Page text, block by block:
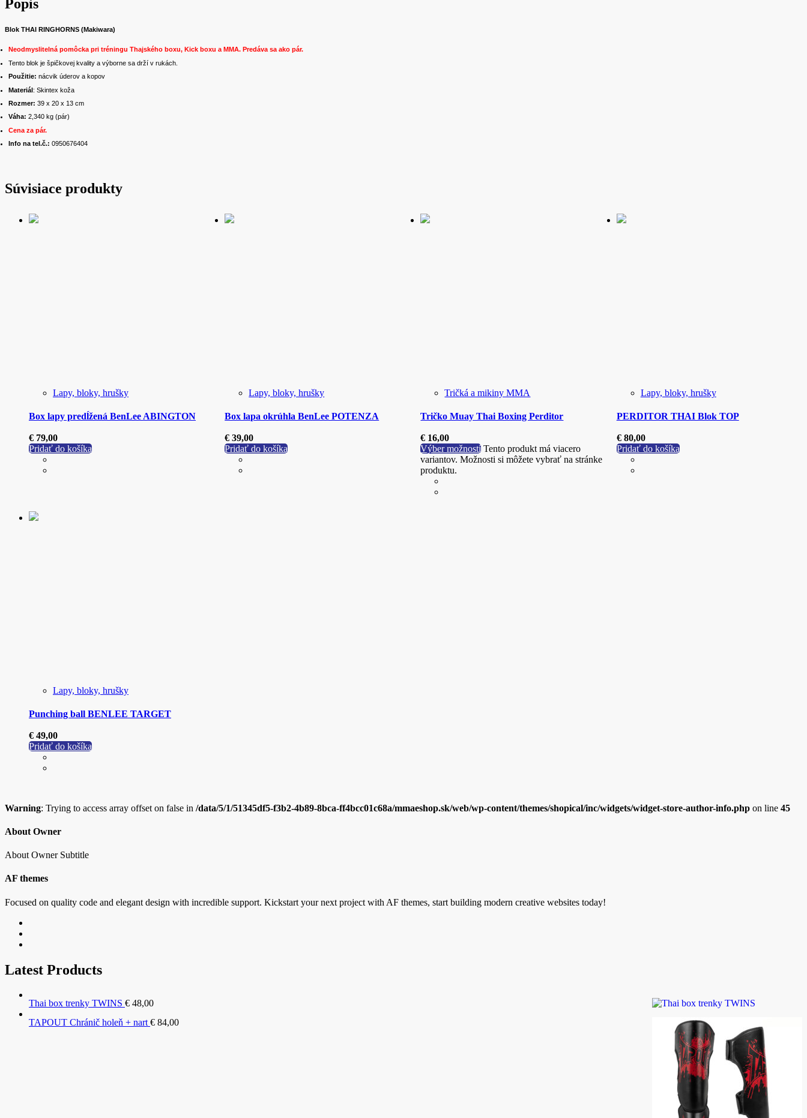
Popis
Blok THAI RINGHORNS (Makiwara)
Neodmyslitelná pomôcka pri tréningu Thajského boxu, Kick boxu a MMA. Predáva sa ako pár.
Tento blok je špičkovej kvality a výborne sa drží v rukách.
Použitie: nácvik úderov a kopov
Materiál: Skintex koža
Rozmer: 39 x 20 x 13 cm
Váha: 2,340 kg (pár)
Cena za pár.
Info na tel.č.: 0950676404
Súvisiace produkty
Lapy, bloky, hrušky
Box lapy predĺžená BenLee ABINGTON
€ 79,00
Pridať do košíka
Lapy, bloky, hrušky
Box lapa okrúhla BenLee POTENZA
€ 39,00
Pridať do košíka
Tričká a mikiny MMA
Tričko Muay Thai Boxing Perditor
€ 16,00
Výber možností Tento produkt má viacero
variantov. Možnosti si môžete vybrať na stránke
produktu.
Lapy, bloky, hrušky
PERDITOR THAI Blok TOP
€80,00
Pridať do košíka
Lapy, bloky, hrušky
Punching ball BENLEE TARGET
€ 49,00
Pridať do košíka
Warning: Trying to access array offset on false in /data/5/1/51345df5-f3b2-4b89-8bca-ff4bcc01c68a/mmaeshop.sk/web/wp-content/themes/shopical/inc/widgets/widget-store-author-info.php on line 45
About Owner
About Owner Subtitle
AF themes
Focused on quality code and elegant design with incredible support. Kickstart your next project with AF themes, start building modern creative websites today!
Latest Products
Thai box trenky TWINS € 48,00
TAPOUT Chránič holeň + nart € 84,00